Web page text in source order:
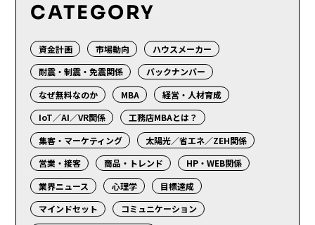
CATEGORY
資金計画 市場動向
ハウスメーカー
耐震・制震・免震関係
バックナンバー
なぜ無料なのか
MBA
経営・人材育成
IoT／AI／VR関係
工務店MBAとは？
集客・マーケティング
太陽光／省エネ／ZEH関係
営業・接客
商品・トレンド
HP・WEB関係
業界ニュース
心理学
目標達成
マインドセット
コミュニケーション